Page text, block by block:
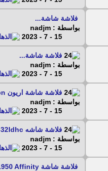
فلاشة شاشة...
بواسطة : nadjm
15 - 7 - 2023
فلاشة شاشة...
بواسطة : nadjm
15 - 7 - 2023
فلاشة شاشة اريون 32arion...
بواسطة : nadjm
15 - 7 - 2023
فلاشة شاشه atc ld-32ldhc رقم...
بواسطة : nadjm
15 - 7 - 2023
فلاشة شاشة le1950 Affinity